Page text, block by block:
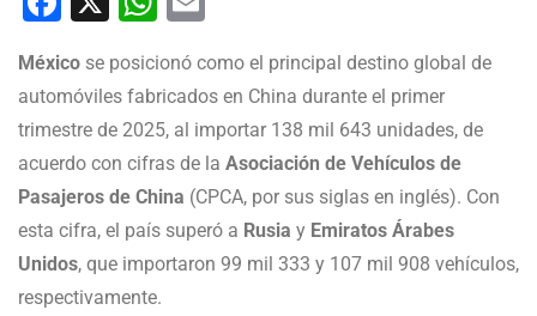
México se posicionó como el principal destino global de
automóviles fabricados en China durante el primer
trimestre de 2025, al importar 138 mil 643 unidades, de
acuerdo con cifras de la Asociación de Vehículos de
Pasajeros de China (CPCA, por sus siglas en inglés). Con
esta cifra, el país superó a Rusia y Emiratos Árabes
Unidos, que importaron 99 mil 333 y 107 mil 908 vehículos,
respectivamente.